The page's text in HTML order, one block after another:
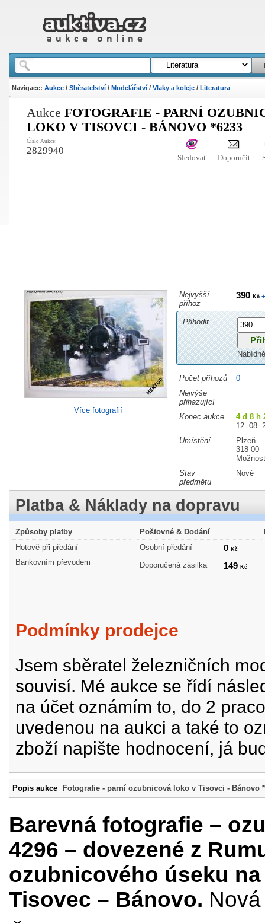
Navigace: Aukce/ Sběratelství/ Modelářství/ Vlaky a koleje/ Literatura
Aukce FOTOGRAFIE - PARNÍ
LOKO V TISOVCI - BÁNOVO *6233
Číslo Aukce:
2829940
Sledovat Doporučit
Více fotografií
Nejvyšší
příhoz
390 Kč+
Přihodit
Počet příhozů
0
Nejvýše
přihazující
Konec aukce
4 d 8 h
12. 08.
Umístění
Plzeň
318 00
Stav
předmětu
Nové
Platba & Náklady na dopravu
Způsoby platby
Hotově při předání
Bankovním převodem
Poštovné & Dodání
Osobní předání
0 Kč
Doporučená zásilka 149 Kč
Podmínky prodejce
Jsem sběratel železničních
souvisí. Mé aukce se řídí
na účet oznámím to, do 2
uvedenou na aukci a také to
zboží napište hodnocení, já
Popis aukce Fotografie - parní ozubnicová loko v Tisovci - Bánovo
Barevná fotografie –
4296 – dovezené z
ozubnicového úseku
Tisovec – Bánovo.